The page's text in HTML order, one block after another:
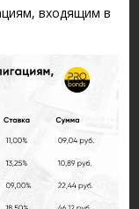
входящим в